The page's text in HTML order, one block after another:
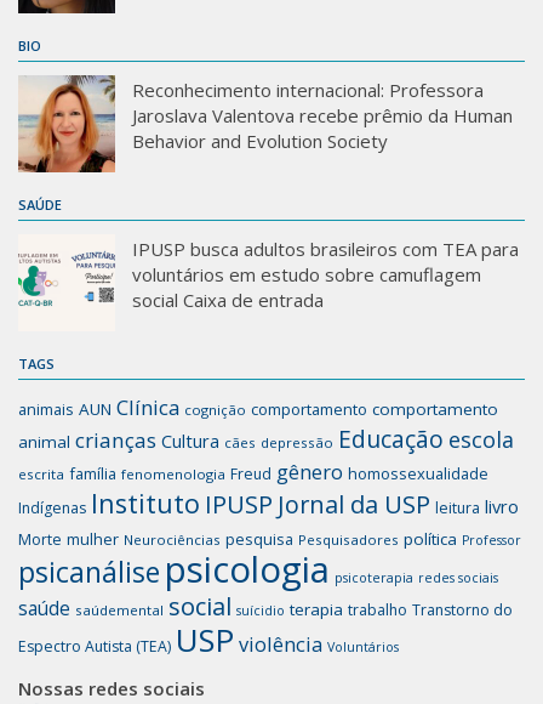
BIO
Reconhecimento internacional: Professora
Jaroslava Valentova recebe prêmio da Human
Behavior and Evolution Society
SAÚDE
IPUSP busca adultos brasileiros com TEA para
voluntários em estudo sobre camuflagem
social Caixa de entrada
TAGS
animais AUN Clínica cognição comportamento comportamento
animal crianças Cultura cães depressão Educação escola
escrita família fenomenologia Freud gênero homossexualidade
Indígenas Instituto IPUSP Jornal da USP leitura livro
Morte mulher Neurociências pesquisa Pesquisadores política Professor
psicanálise psicologia psicoterapia redes sociais
saúde saúdemental social suícidio terapia trabalho Transtorno do
Espectro Autista (TEA) USP violência Voluntários
Nossas redes sociais